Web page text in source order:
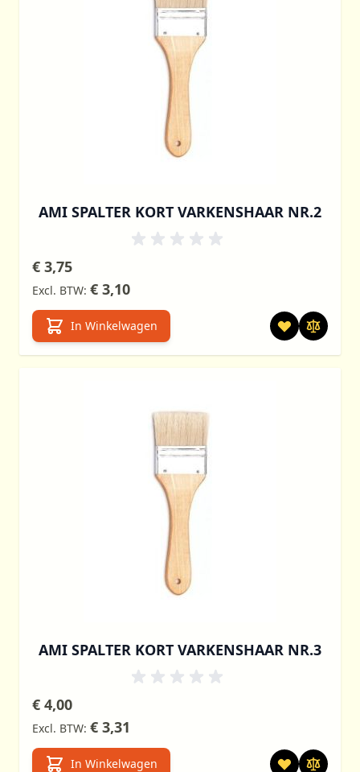
AMI SPALTER KORT VARKENSHAAR NR.2
€ 3,75
€ 3,10
In Winkelwagen
AMI SPALTER KORT VARKENSHAAR NR.3
€ 4,00
€ 3,31
In Winkelwagen